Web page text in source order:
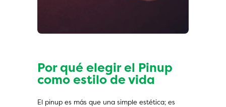
Por qué elegir el Pinup
como estilo de vida
El pinup es más que una simple estética; es